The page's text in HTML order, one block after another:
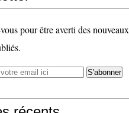
pour être averti des nouveaux